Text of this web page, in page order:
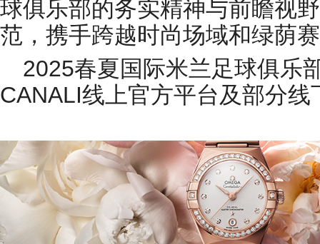
球俱乐部的务实精神与前瞻视
范，携手跨越时尚场域和绿荫
2025春夏国际米兰足球俱乐
CANALI线上官方平台及部分线